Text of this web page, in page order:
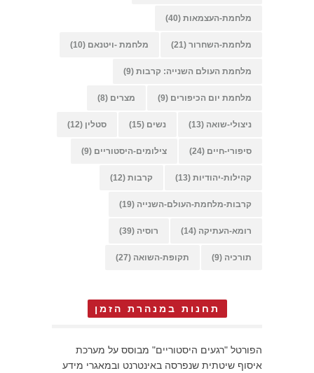
מלחמת-העצמאות (40)
מלחמת-השחרור (21) מלחמת -ויטנאם (10)
מלחמת העולם השנייה: קרבות (9)
מלחמת יום הכיפורים (9) מצרים (8)
ניצולי-שואה (13) נשים (15) סטלין (12)
סיפורי-חיים (24) צילומים-היסטוריים (9)
קהילות-יהודיות (13) קרבות (12)
קרבות-מלחמת-העולם-השנייה (19)
רומא-העתיקה (14) רוסיה (39)
תורכיה (9) תקופת-השואה (27)
תחנות במנהרת הזמן
הפורטל "רגעים היסטוריים" מבוסס על מערכת
איסוף שיטתית שנפרסה באינטרנט ובמאגרי מידע